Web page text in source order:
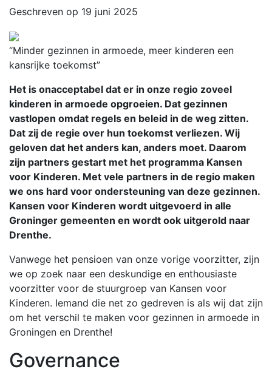
Geschreven op 19 juni 2025
“Minder gezinnen in armoede, meer kinderen een
kansrijke toekomst”
Het is onacceptabel dat er in onze regio zoveel
kinderen in armoede opgroeien. Dat gezinnen
vastlopen omdat regels en beleid in de weg zitten.
Dat zij de regie over hun toekomst verliezen. Wij
geloven dat het anders kan, anders moet. Daarom
zijn partners gestart met het programma Kansen
voor Kinderen. Met vele partners in de regio maken
we ons hard voor ondersteuning van deze gezinnen.
Kansen voor Kinderen wordt uitgevoerd in alle
Groninger gemeenten en wordt ook uitgerold naar
Drenthe.
Vanwege het pensioen van onze vorige voorzitter, zijn
we op zoek naar een deskundige en enthousiaste
voorzitter voor de stuurgroep van Kansen voor
Kinderen. Iemand die net zo gedreven is als wij dat zijn
om het verschil te maken voor gezinnen in armoede in
Groningen en Drenthe!
Governance